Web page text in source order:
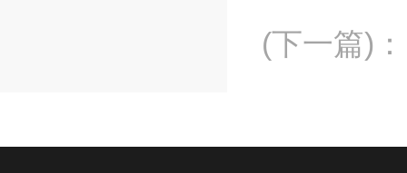
(下一篇) ：